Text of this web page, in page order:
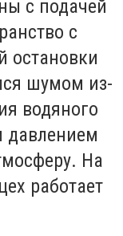
с подачей
с
остановки
шумом из-
водяного
давлением
На
работает